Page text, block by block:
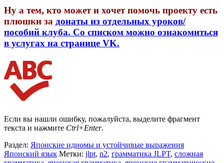
Ну а тем, кто может и хочет помочь проекту есть
плюшки за донаты из отдельных уроков/
пособий клуба. Со списком можно ознакомиться
в услугах на странице VK.
Если вы нашли ошибку, пожалуйста, выделите фрагмент
текста и нажмите Ctrl+Enter.
Раздел: Японские идиомы и устойчивые выражения
Японский язык Метки: jlpt, n2, грамматика JLPT, сложная